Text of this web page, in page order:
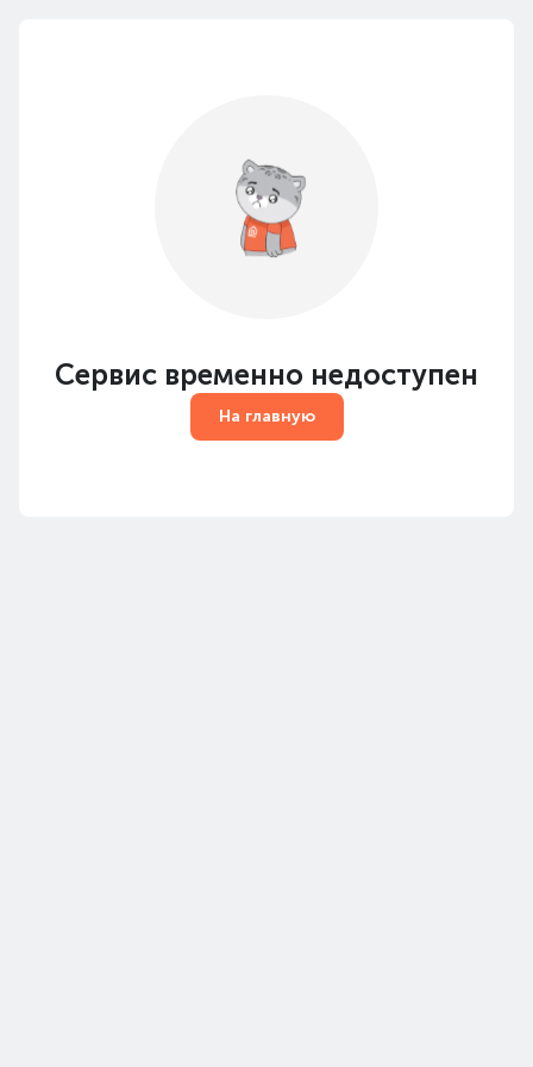
Сервис временно недоступен
На главную